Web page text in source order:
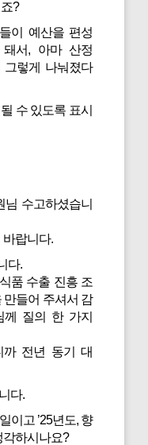
?
이 예산을 편성
서, 아마 산정
렇게 나눠졌다
수 있도록 표시
수고하셨습니
바랍니다.
다.
품 수출 진흥 조
만들어 주셔서 감
께 질의 한 가지
전년 동기 대
다.
이고 ’25년도, 향
각하시나요?